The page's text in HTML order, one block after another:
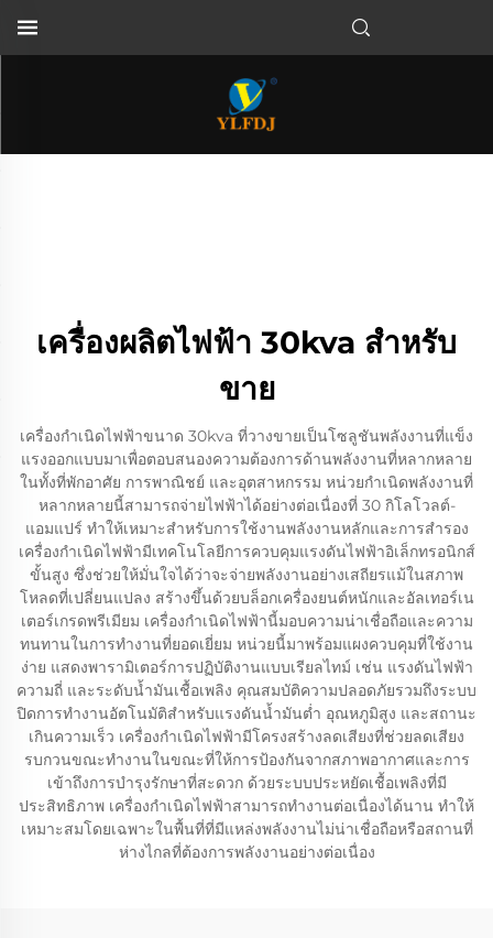
เครื่องผลิตไฟฟ้า 30kva สําหรับ
ขาย
เครื่องกำเนิดไฟฟ้าขนาด 30kva ที่วางขายเป็นโซลูชันพลังงานที่แข็ง
แรงออกแบบมาเพื่อตอบสนองความต้องการด้านพลังงานที่หลากหลาย
ในทั้งที่พักอาศัย การพาณิชย์ และอุตสาหกรรม หน่วยกำเนิดพลังงานที่
หลากหลายนี้สามารถจ่ายไฟฟ้าได้อย่างต่อเนื่องที่ 30 กิโลโวลต์-
แอมแปร์ ทำให้เหมาะสำหรับการใช้งานพลังงานหลักและการสำรอง
เครื่องกำเนิดไฟฟ้ามีเทคโนโลยีการควบคุมแรงดันไฟฟ้าอิเล็กทรอนิกส์
ขั้นสูง ซึ่งช่วยให้มั่นใจได้ว่าจะจ่ายพลังงานอย่างเสถียรแม้ในสภาพ
โหลดที่เปลี่ยนแปลง สร้างขึ้นด้วยบล็อกเครื่องยนต์หนักและอัลเทอร์เน
เตอร์เกรดพรีเมียม เครื่องกำเนิดไฟฟ้านี้มอบความน่าเชื่อถือและความ
ทนทานในการทำงานที่ยอดเยี่ยม หน่วยนี้มาพร้อมแผงควบคุมที่ใช้งาน
ง่าย แสดงพารามิเตอร์การปฏิบัติงานแบบเรียลไทม์ เช่น แรงดันไฟฟ้า
ความถี่ และระดับน้ำมันเชื้อเพลิง คุณสมบัติความปลอดภัยรวมถึงระบบ
ปิดการทำงานอัตโนมัติสำหรับแรงดันน้ำมันต่ำ อุณหภูมิสูง และสถานะ
เกินความเร็ว เครื่องกำเนิดไฟฟ้ามีโครงสร้างลดเสียงที่ช่วยลดเสียง
รบกวนขณะทำงานในขณะที่ให้การป้องกันจากสภาพอากาศและการ
เข้าถึงการบำรุงรักษาที่สะดวก ด้วยระบบประหยัดเชื้อเพลิงที่มี
ประสิทธิภาพ เครื่องกำเนิดไฟฟ้าสามารถทำงานต่อเนื่องได้นาน ทำให้
เหมาะสมโดยเฉพาะในพื้นที่ที่มีแหล่งพลังงานไม่น่าเชื่อถือหรือสถานที่
ห่างไกลที่ต้องการพลังงานอย่างต่อเนื่อง